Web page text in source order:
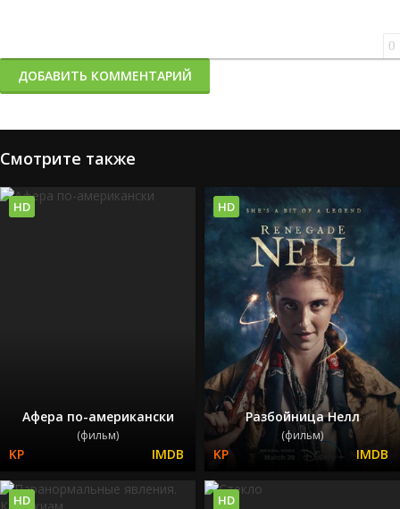
0
ДОБАВИТЬ КОММЕНТАРИЙ
Смотрите также
Афера по-американски
(фильм)
HD
Разбойница Нелл
(фильм)
HD
HD HD